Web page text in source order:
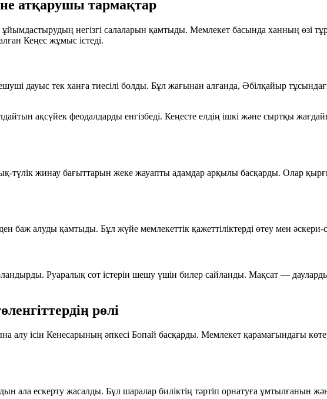
атқарушы тармақтар
негізгі салаларын қамтыды. Мемлекет басында ханның өзі
Кеңес жұмыс істеді.
дауыс тек ханға тиесілі болды. Бұл жағынан алғанда, Әбілқайыр
ақсүйек феодалдарды енгізбеді. Кеңесте елдің ішкі және сыртқы
түлік жинау бағыттарын жеке жауапты адамдар арқылы басқарды. Олар
баж алуды қамтыды. Бұл жүйе мемлекеттік қажеттіліктерді өтеу мен
Руаралық сот істерін шешу үшін билер сайланды. Мақсат —
рөлі
алу ісін Кенесарының әпкесі Бопай басқарды. Мемлекет қарамағындағы
ала ескерту жасалды. Бұл шаралар биліктің тәртіп орнатуға ұмтылғанын